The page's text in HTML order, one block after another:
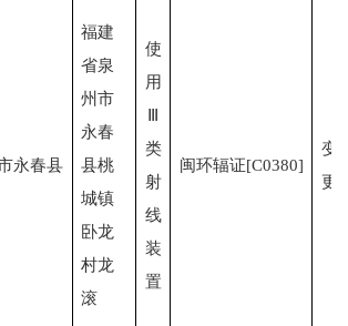
永春县
福建
省泉
州市
永春
县桃
城镇
卧龙
村龙
滚
使
用
Ⅲ
类
射
线
装
置
闽环辐证[C0380]
变
更